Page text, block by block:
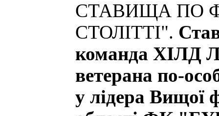
СТАВИЩА ПО
СТОЛІТТІ".
команда ХІЛД
ветерана по-
у лідера Вищої